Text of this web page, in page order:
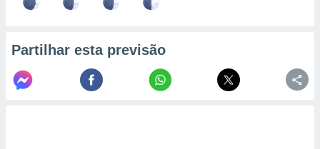
Partilhar esta previsão